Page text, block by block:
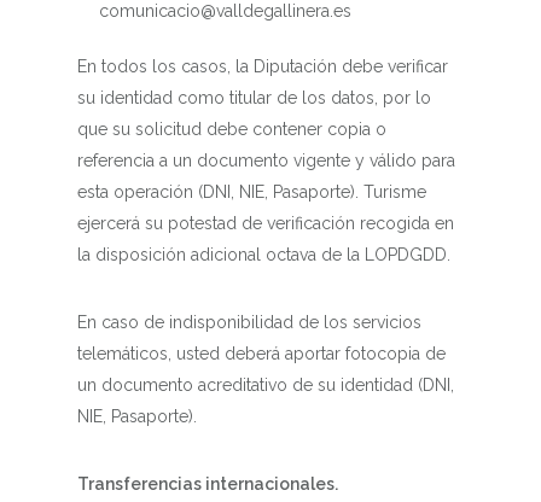
comunicacio@valldegallinera.es
En todos los casos, la Diputación debe verificar
su identidad como titular de los datos, por lo
que su solicitud debe contener copia o
referencia a un documento vigente y válido para
esta operación (DNI, NIE, Pasaporte). Turisme
ejercerá su potestad de verificación recogida en
la disposición adicional octava de la LOPDGDD.
En caso de indisponibilidad de los servicios
telemáticos, usted deberá aportar fotocopia de
un documento acreditativo de su identidad (DNI,
NIE, Pasaporte).
Transferencias internacionales.